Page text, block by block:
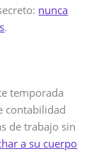
nunca
.
temporada
contabilidad
de trabajo sin
a su cuerpo